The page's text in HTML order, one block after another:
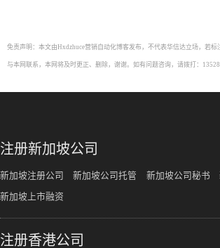
免责声明：本文由Hxdzhuce营销自动化博客发布，不代表华信达立场，若
与本网联系，本网将及时更正、删除，谢谢。如有问题咨询，请拨打：
注册新加坡公司
新加坡注册公司 新加坡公司托管 新加坡公司秘书
新加坡上市融资
注册香港公司